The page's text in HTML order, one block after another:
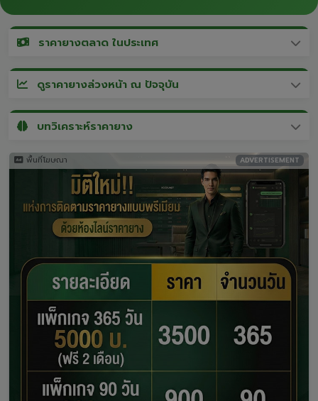
ราคายางตลาด ในประเทศ
ดูราคายางล่วงหน้า ณ ปัจจุบัน
บทวิเคราะห์ราคายาง
พื้นที่โฆษณา ADVERTISEMENT